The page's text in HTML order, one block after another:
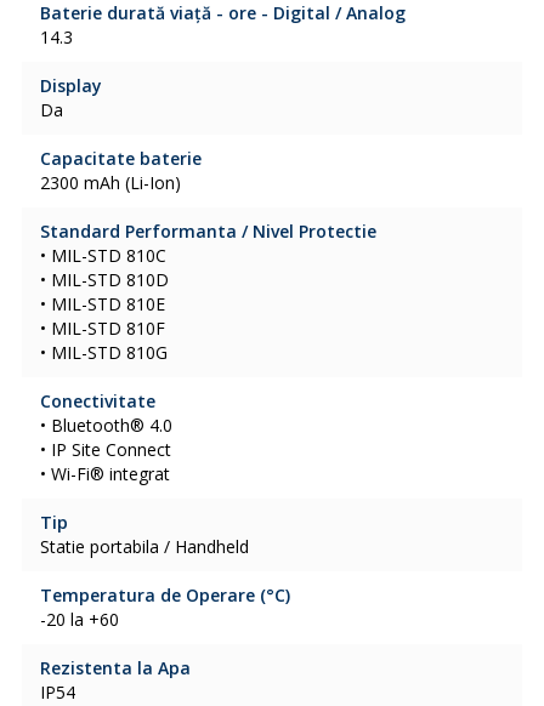
Baterie durată viață - ore - Digital / Analog
14.3
Display
Da
Capacitate baterie
2300 mAh (Li-Ion)
Standard Performanta / Nivel Protectie
• MIL-STD 810C
• MIL-STD 810D
• MIL-STD 810E
• MIL-STD 810F
• MIL-STD 810G
Conectivitate
• Bluetooth® 4.0
• IP Site Connect
• Wi-Fi® integrat
Tip
Statie portabila / Handheld
Temperatura de Operare (°C)
-20 la +60
Rezistenta la Apa
IP54